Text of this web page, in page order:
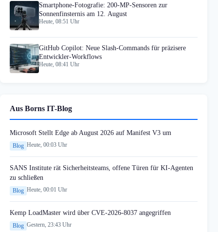
Smartphone-Fotografie: 200-MP-Sensoren zur
Sonnenfinsternis am 12. August
Heute, 08:51 Uhr
GitHub Copilot: Neue Slash-Commands für präzisere
Entwickler-Workflows
Heute, 08:41 Uhr
Aus Borns IT-Blog
Microsoft Stellt Edge ab August 2026 auf Manifest V3 um
Blog Heute, 00:03 Uhr
SANS Institute rät Sicherheitsteams, offene Türen für KI-Agenten
zu schließen
Blog Heute, 00:01 Uhr
Kemp LoadMaster wird über CVE-2026-8037 angegriffen
Blog Gestern, 23:43 Uhr